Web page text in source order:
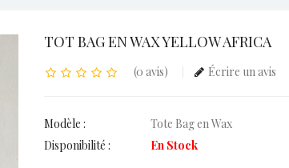
TOT BAG EN WAX YELLOW AFRICA
(0 avis) Écrire un avis
Modèle :
Tote Bag en Wax
Disponibilité :
En Stock